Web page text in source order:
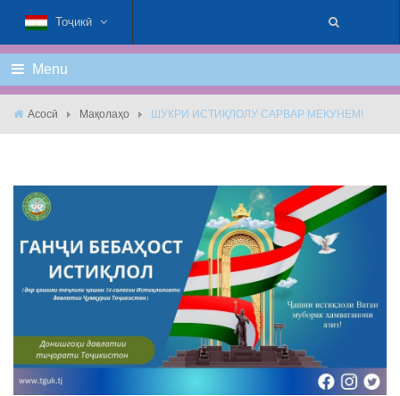
Тоҷикӣ
Menu
Асосӣ Мақолаҳо ШУКРИ ИСТИҚЛОЛУ САРВАР МЕКУНЕМ!